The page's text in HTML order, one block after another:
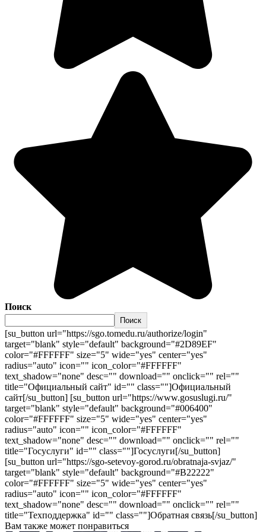
Поиск
Поиск
[su_button url="https://sgo.tomedu.ru/authorize/login"
target="blank" style="default" background="#2D89EF"
color="#FFFFFF" size="5" wide="yes" center="yes"
radius="auto" icon="" icon_color="#FFFFFF"
text_shadow="none" desc="" download="" onclick="" rel=""
title="Официальный сайт" id="" class=""]Официальный
сайт[/su_button] [su_button url="https://www.gosuslugi.ru/"
target="blank" style="default" background="#006400"
color="#FFFFFF" size="5" wide="yes" center="yes"
radius="auto" icon="" icon_color="#FFFFFF"
text_shadow="none" desc="" download="" onclick="" rel=""
title="Госуслуги" id="" class=""]Госуслуги[/su_button]
[su_button url="https://sgo-setevoy-gorod.ru/obratnaja-svjaz/"
target="blank" style="default" background="#B22222"
color="#FFFFFF" size="5" wide="yes" center="yes"
radius="auto" icon="" icon_color="#FFFFFF"
text_shadow="none" desc="" download="" onclick="" rel=""
title="Техподдержка" id="" class=""]Обратная связь[/su_button]
Вам также может понравиться